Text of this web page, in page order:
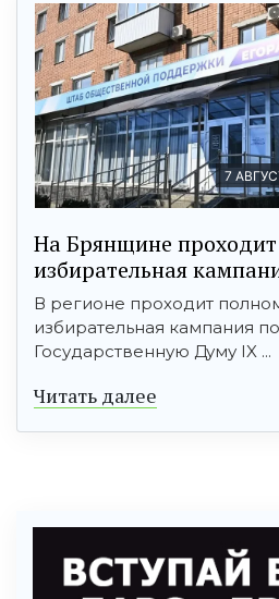
7
На Брянщине
избирательная
В регионе проходит
избирательная кампания
Государственную Думу IX ...
Читать далее